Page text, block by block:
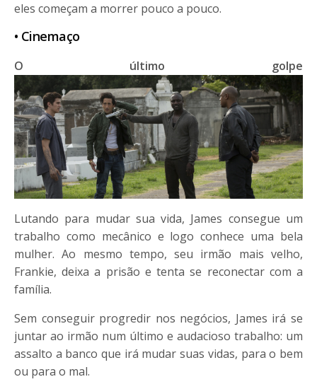
eles começam a morrer pouco a pouco.
• Cinemaço
O último golpe
Lutando para mudar sua vida, James consegue um
trabalho como mecânico e logo conhece uma bela
mulher. Ao mesmo tempo, seu irmão mais velho,
Frankie, deixa a prisão e tenta se reconectar com a
família.
Sem conseguir progredir nos negócios, James irá se
juntar ao irmão num último e audacioso trabalho: um
assalto a banco que irá mudar suas vidas, para o bem
ou para o mal.